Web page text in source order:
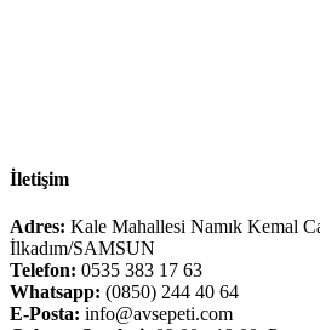
İletişim
Adres: Kale Mahallesi Namık Kemal
İlkadım/SAMSUN
Telefon: 0535 383 17 63
Whatsapp: (0850) 244 40 64
E-Posta: info@avsepeti.com